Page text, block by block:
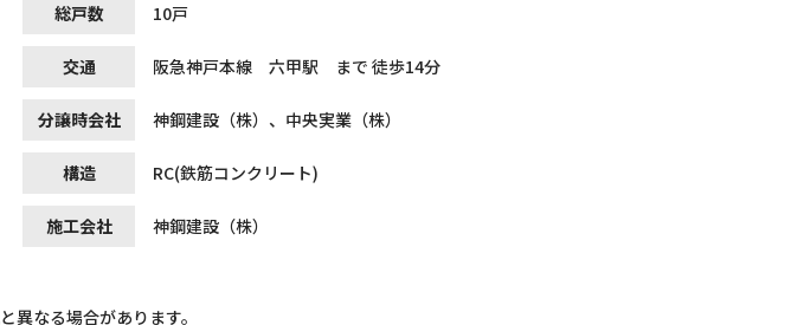
総戸数 10戸
交通 阪急神戸本線 六甲駅 まで 徒歩14分
分譲時会社 神鋼建設（株）、中央実業（株）
構造 RC(鉄筋コンクリート)
施工会社 神鋼建設（株）
なる場合があります。